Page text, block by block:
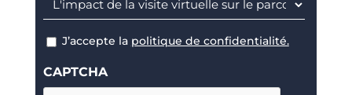
RGPDJ’accepte la politique de confidentialité.
CAPTCHA